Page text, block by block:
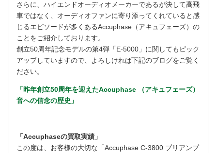
さらに、ハイエンドオーディオメーカーであるが決して高飛
車ではなく、オーディオファンに寄り添ってくれていると感
じるエピソードが多くあるAccuphase（アキュフェーズ）の
ことをご紹介しております。
創立50周年記念モデルの第4弾「E-5000」に関してもピック
アップしていますので、よろしければ下記のブログをご覧く
ださい。
「昨年創立50周年を迎えたAccuphase （アキュフェーズ）
音への信念の歴史」
「Accuphaseの買取実績」
この度は、お客様の大切な「Accuphase C-3800 プリアンプ